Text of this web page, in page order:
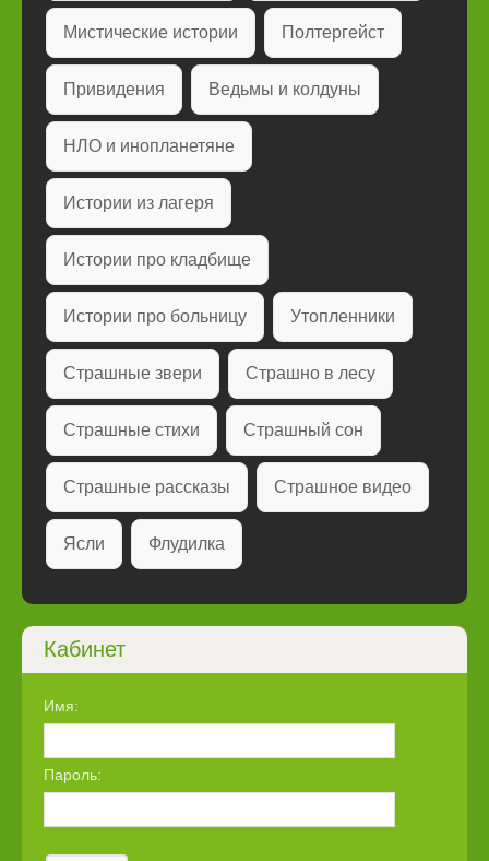
Мистические истории Полтергейст
Привидения Ведьмы и колдуны
НЛО и инопланетяне
Истории из лагеря
Истории про кладбище
Истории про больницу Утопленники
Страшные звери Страшно в лесу
Страшные стихи Страшный сон
Страшные рассказы Страшное видео
Ясли Флудилка
Кабинет
Имя:
Пароль: